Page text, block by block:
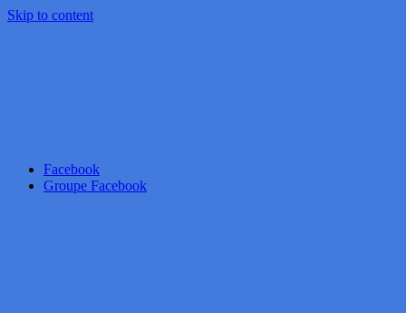
Skip to content
Facebook
Groupe Facebook